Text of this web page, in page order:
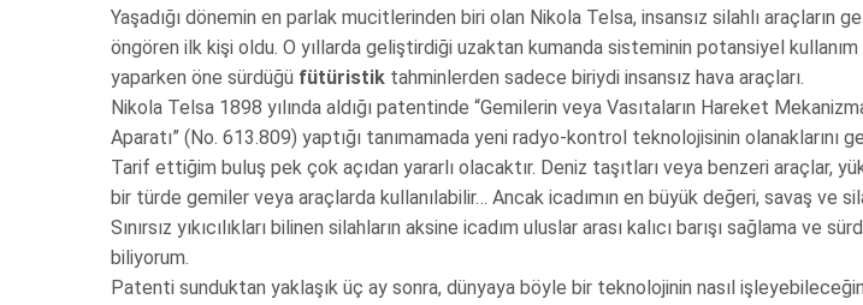
Yaşadığı dönemin en parlak mucitlerinden biri olan Nikola Telsa, insansız silahlı araçların
öngören ilk kişi oldu. O yıllarda geliştirdiği uzaktan kumanda sisteminin potansiyel kullanım
yaparken öne sürdüğü fütüristik tahminlerden sadece biriydi insansız hava araçları.
Nikola Telsa 1898 yılında aldığı patentinde “Gemilerin veya Vasıtaların Hareket
Aparatı” (No. 613.809) yaptığı tanımamada yeni radyo-kontrol teknolojisinin olanaklarını
Tarif ettiğim buluş pek çok açıdan yararlı olacaktır. Deniz taşıtları veya benzeri araçlar,
bir türde gemiler veya araçlarda kullanılabilir… Ancak icadımın en büyük değeri, savaş ve
Sınırsız yıkıcılıkları bilinen silahların aksine icadım uluslar arası kalıcı barışı sağlama ve
biliyorum.
Patenti sunduktan yaklaşık üç ay sonra, dünyaya böyle bir teknolojinin nasıl